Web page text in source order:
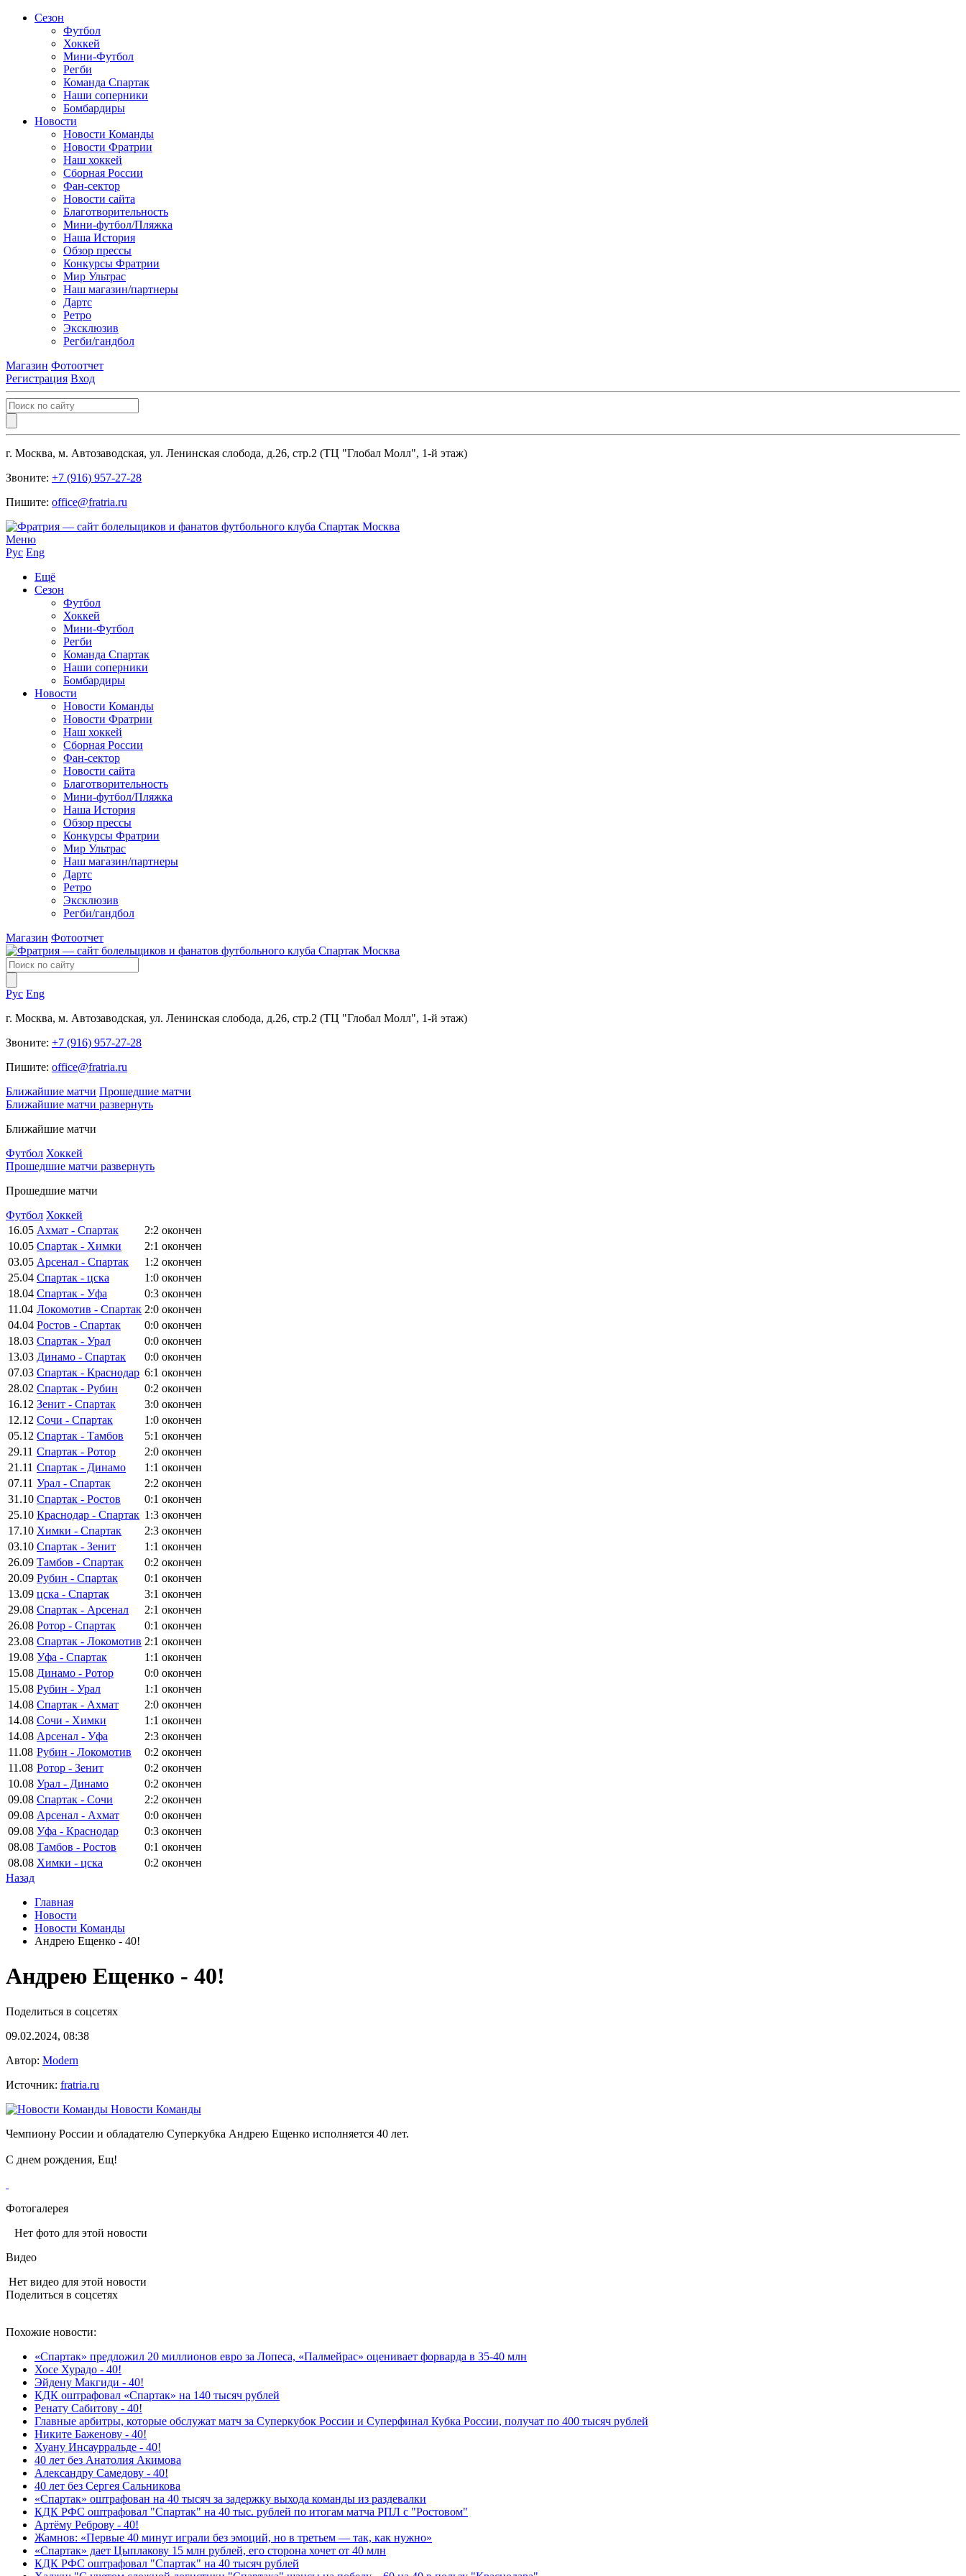
Сезон
Футбол
Хоккей
Мини-Футбол
Регби
Команда Спартак
Наши соперники
Бомбардиры
Новости
Новости Команды
Новости Фратрии
Наш хоккей
Сборная России
Фан-cектор
Новости сайта
Благотворительность
Мини-футбол/Пляжка
Наша История
Обзор прессы
Конкурсы Фратрии
Мир Ультрас
Наш магазин/партнеры
Дартс
Ретро
Эксклюзив
Регби/гандбол
Магазин Фотоотчет
Регистрация Вход
г. Москва, м. Автозаводская, ул. Ленинская слобода, д.26, стр.2 (ТЦ "Глобал Молл", 1-й этаж)
Звоните: +7 (916) 957-27-28
Пишите: office@fratria.ru
Меню
Рус Eng
Ещё
Сезон
Футбол
Хоккей
Мини-Футбол
Регби
Команда Спартак
Наши соперники
Бомбардиры
Новости
Новости Команды
Новости Фратрии
Наш хоккей
Сборная России
Фан-cектор
Новости сайта
Благотворительность
Мини-футбол/Пляжка
Наша История
Обзор прессы
Конкурсы Фратрии
Мир Ультрас
Наш магазин/партнеры
Дартс
Ретро
Эксклюзив
Регби/гандбол
Магазин Фотоотчет
Рус Eng
г. Москва, м. Автозаводская, ул. Ленинская слобода, д.26, стр.2 (ТЦ "Глобал Молл", 1-й этаж)
Звоните: +7 (916) 957-27-28
Пишите: office@fratria.ru
Ближайшие матчи Прошедшие матчи
Ближайшие матчи развернуть
Ближайшие матчи
Футбол Хоккей
Прошедшие матчи развернуть
Прошедшие матчи
Футбол Хоккей
16.05 Ахмат - Спартак 2:2 окончен
10.05 Спартак - Химки 2:1 окончен
03.05 Арсенал - Спартак 1:2 окончен
25.04 Спартак - цска 1:0 окончен
18.04 Спартак - Уфа 0:3 окончен
11.04 Локомотив - Спартак 2:0 окончен
04.04 Ростов - Спартак 0:0 окончен
18.03 Спартак - Урал 0:0 окончен
13.03 Динамо - Спартак 0:0 окончен
07.03 Спартак - Краснодар 6:1 окончен
28.02 Спартак - Рубин 0:2 окончен
16.12 Зенит - Спартак 3:0 окончен
12.12 Сочи - Спартак 1:0 окончен
05.12 Спартак - Тамбов 5:1 окончен
29.11 Спартак - Ротор 2:0 окончен
21.11 Спартак - Динамо 1:1 окончен
07.11 Урал - Спартак 2:2 окончен
31.10 Спартак - Ростов 0:1 окончен
25.10 Краснодар - Спартак 1:3 окончен
17.10 Химки - Спартак 2:3 окончен
03.10 Спартак - Зенит 1:1 окончен
26.09 Тамбов - Спартак 0:2 окончен
20.09 Рубин - Спартак 0:1 окончен
13.09 цска - Спартак 3:1 окончен
29.08 Спартак - Арсенал 2:1 окончен
26.08 Ротор - Спартак 0:1 окончен
23.08 Спартак - Локомотив 2:1 окончен
19.08 Уфа - Спартак 1:1 окончен
15.08 Динамо - Ротор 0:0 окончен
15.08 Рубин - Урал 1:1 окончен
14.08 Спартак - Ахмат 2:0 окончен
14.08 Сочи - Химки 1:1 окончен
14.08 Арсенал - Уфа 2:3 окончен
11.08 Рубин - Локомотив 0:2 окончен
11.08 Ротор - Зенит 0:2 окончен
10.08 Урал - Динамо 0:2 окончен
09.08 Спартак - Сочи 2:2 окончен
09.08 Арсенал - Ахмат 0:0 окончен
09.08 Уфа - Краснодар 0:3 окончен
08.08 Тамбов - Ростов 0:1 окончен
08.08 Химки - цска 0:2 окончен
Назад
Главная
Новости
Новости Команды
Андрею Ещенко - 40!
Андрею Ещенко - 40!
Поделиться в соцсетях
09.02.2024, 08:38
Автор: Modern
Источник: fratria.ru
Новости Команды
Чемпиону России и обладателю Суперкубка Андрею Ещенко исполняется 40 лет.
С днем рождения, Ещ!
Фотогалерея
Нет фото для этой новости
Видео
Нет видео для этой новости
Поделиться в соцсетях
Похожие новости:
«Спартак» предложил 20 миллионов евро за Лопеса, «Палмейрас» оценивает форварда в 35-40 млн
Хосе Хурадо - 40!
Эйдену Макгиди - 40!
КДК оштрафовал «Спартак» на 140 тысяч рублей
Ренату Сабитову - 40!
Главные арбитры, которые обслужат матч за Суперкубок России и Суперфинал Кубка России, получат по 400 тысяч рублей
Никите Баженову - 40!
Хуану Инсаурральде - 40!
40 лет без Анатолия Акимова
Александру Самедову - 40!
40 лет без Сергея Сальникова
«Спартак» оштрафован на 40 тысяч за задержку выхода команды из раздевалки
КДК РФС оштрафовал "Спартак" на 40 тыс. рублей по итогам матча РПЛ с "Ростовом"
Артёму Реброву - 40!
Жамнов: «Первые 40 минут играли без эмоций, но в третьем — так, как нужно»
«Спартак» дает Цыплакову 15 млн рублей, его сторона хочет от 40 млн
КДК РФС оштрафовал "Спартак" на 40 тысяч рублей